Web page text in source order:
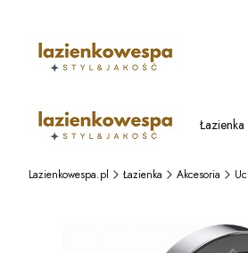
Łazienka
Lazienkowespa.pl Łazienka Akcesoria